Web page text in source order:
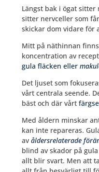
Längst bak i ögat
sitter nervceller som
skickar dom vidare för
Mitt på näthinnan
koncentration av
gula fläcken eller
Det ljuset som
vårt centrala seende.
bäst och där vårt
Med åldern minskar
kan inte repareras.
av åldersrelaterade
blind av skador på
allt blir svart. Men att